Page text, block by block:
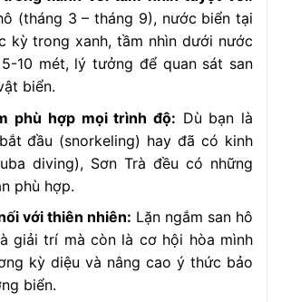
(tháng 3 – tháng 9), nước biển tại
kỳ trong xanh, tầm nhìn dưới nước
10 mét, lý tưởng để quan sát san
biển.
phù hợp mọi trình độ: Dù bạn là
đầu (snorkeling) hay đã có kinh
diving), Sơn Trà đều có những
phù hợp.
với thiên nhiên: Lặn ngắm san hô
giải trí mà còn là cơ hội hòa mình
kỳ diệu và nâng cao ý thức bảo
biển.